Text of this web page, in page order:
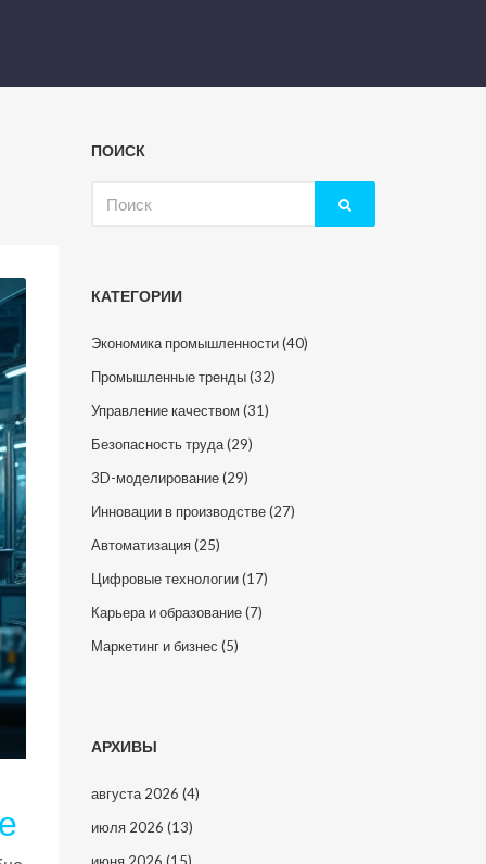
ПОИСК
КАТЕГОРИИ
Экономика промышленности(40)
Промышленные тренды(32)
Управление качеством (31)
Безопасность труда(29)
3D-моделирование(29)
Инновации в производстве(27)
Автоматизация(25)
Цифровые технологии(17)
Карьера и образование(7)
Маркетинг и бизнес (5)
АРХИВЫ
августа 2026 (4)
июля 2026 (13)